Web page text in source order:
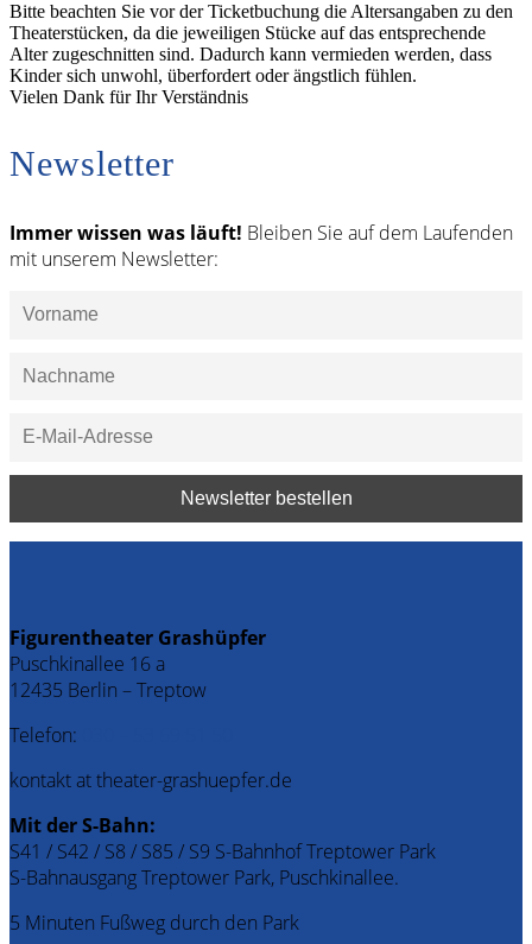
Bitte beachten Sie vor der Ticketbuchung die Altersangaben zu den
Theaterstücken, da die jeweiligen Stücke auf das entsprechende
Alter zugeschnitten sind. Dadurch kann vermieden werden, dass
Kinder sich unwohl, überfordert oder ängstlich fühlen.
Vielen Dank für Ihr Verständnis
Newsletter
Immer wissen was läuft! Bleiben Sie auf dem Laufenden
mit unserem Newsletter:
Figurentheater Grashüpfer
Puschkinallee 16 a
12435 Berlin – Treptow
Telefon:
kontakt at theater-grashuepfer.de
Mit der S-Bahn:
S41 / S42 / S8 / S85 / S9 S-Bahnhof Treptower Park
S-Bahnausgang Treptower Park, Puschkinallee.
5 Minuten Fußweg durch den Park